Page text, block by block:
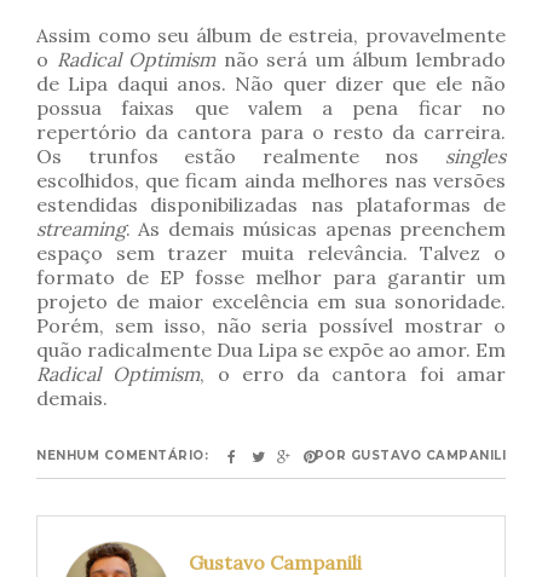
Assim como seu álbum de estreia, provavelmente
o Radical Optimismnão será um álbum lembrado
de Lipa daqui anos. Não quer dizer que ele não
possua faixas que valem a pena ficar no
repertório da cantora para o resto da carreira.
Os trunfos estão realmente nos singles
escolhidos, que ficam ainda melhores nas versões
estendidas disponibilizadas nas plataformas de
streaming. As demais músicas apenas preenchem
espaço sem trazer muita relevância. Talvez o
formato de EP fosse melhor para garantir um
projeto de maior excelência em sua sonoridade.
Porém, sem isso, não seria possível mostrar o
quão radicalmente Dua Lipa se expõe ao amor. Em
Radical Optimism, o erro da cantora foi amar
demais.
NENHUM COMENTÁRIO: POR GUSTAVO CAMPANILI
Gustavo Campanili